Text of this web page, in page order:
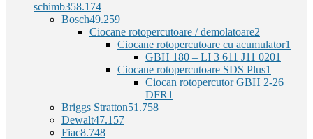
schimb358.174
Bosch49.259
Ciocane rotopercutoare / demolatoare2
Ciocane rotopercutoare cu acumulator1
GBH 180 – LI 3 611 J11 0201
Ciocane rotopercutoare SDS Plus1
Ciocan rotopercutor GBH 2-26
DFR1
Briggs Stratton51.758
Dewalt47.157
Fiac8.748